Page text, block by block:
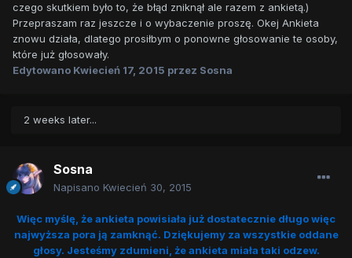
czego skutkiem było to, że błąd zniknął ale razem z ankietą.)
Przepraszam raz jeszcze i o wybaczenie proszę. Okej Ankieta
znowu działa, dlatego prosiłbym o ponowne głosowanie te osoby,
które już głosowały.
Edytowano Kwiecień 17, 2015 przez Sosna
2 weeks later...
Sosna
Napisano Kwiecień 30, 2015
Więc myślę, że ankieta powisiała już dostatecznie długo więc
najwyższa pora ją zamknąć. Dziękujemy za wszystkie oddane
głosy. Jesteśmy zdumieni, że ankieta miała taki odzew.